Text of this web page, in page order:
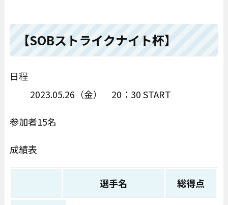
【SOBストライクナイト杯】
日程
2023.05.26（金） 20：30 START
参加者15名
成績表
選手名 総得点